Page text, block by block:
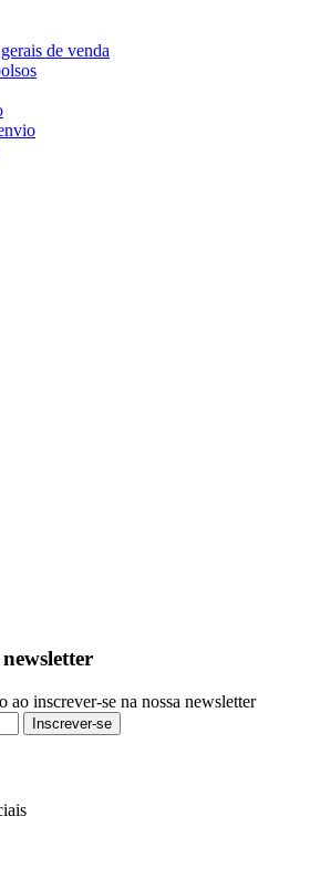
de venda
ao inscrever-se na nossa newsletter
Inscrever-se